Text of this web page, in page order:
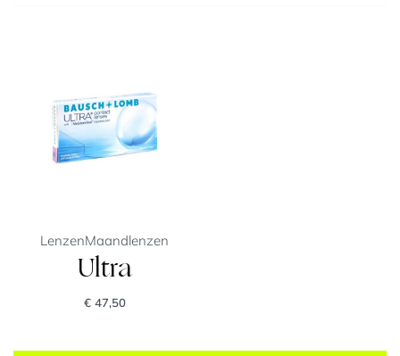
LenzenMaandlenzen
Ultra
€47,50